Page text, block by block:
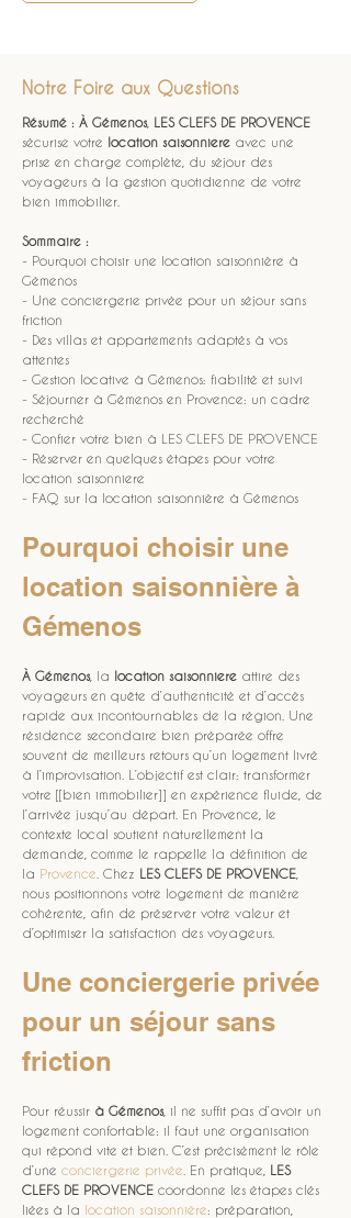
Notre Foire aux Questions
Résumé : À Gémenos, LES CLEFS DE PROVENCE
sécurise votre location saisonniere avec une
prise en charge complète, du séjour des
voyageurs à la gestion quotidienne de votre
bien immobilier.
Sommaire :
- Pourquoi choisir une location saisonnière à
Gémenos
- Une conciergerie privée pour un séjour sans
friction
- Des villas et appartements adaptés à vos
attentes
- Gestion locative à Gémenos: fiabilité et suivi
- Séjourner à Gémenos en Provence: un cadre
recherché
- Confier votre bien à LES CLEFS DE PROVENCE
- Réserver en quelques étapes pour votre
location saisonniere
- FAQ sur la location saisonnière à Gémenos
Pourquoi choisir une
location saisonnière à
Gémenos
À Gémenos, la location saisonniere attire des
voyageurs en quête d’authenticité et d’accès
rapide aux incontournables de la région. Une
résidence secondaire bien préparée offre
souvent de meilleurs retours qu’un logement livré
à l’improvisation. L’objectif est clair: transformer
votre [[bien immobilier]] en expérience fluide, de
l’arrivée jusqu’au départ. En Provence, le
contexte local soutient naturellement la
demande, comme le rappelle la définition de
la Provence . Chez LES CLEFS DE PROVENCE
nous positionnons votre logement de manière
cohérente, afin de préserver votre valeur et
d’optimiser la satisfaction des voyageurs.
Une conciergerie privée
pour un séjour sans
friction
Pour réussir à Gémenos, il ne suffit pas d’avoir un
logement confortable: il faut une organisation
qui répond vite et bien. C’est précisément le rôle
d’une conciergerie privée . En pratique, LES
CLEFS DE PROVENCE coordonne les étapes clés
liées à la location saisonnière: préparation,